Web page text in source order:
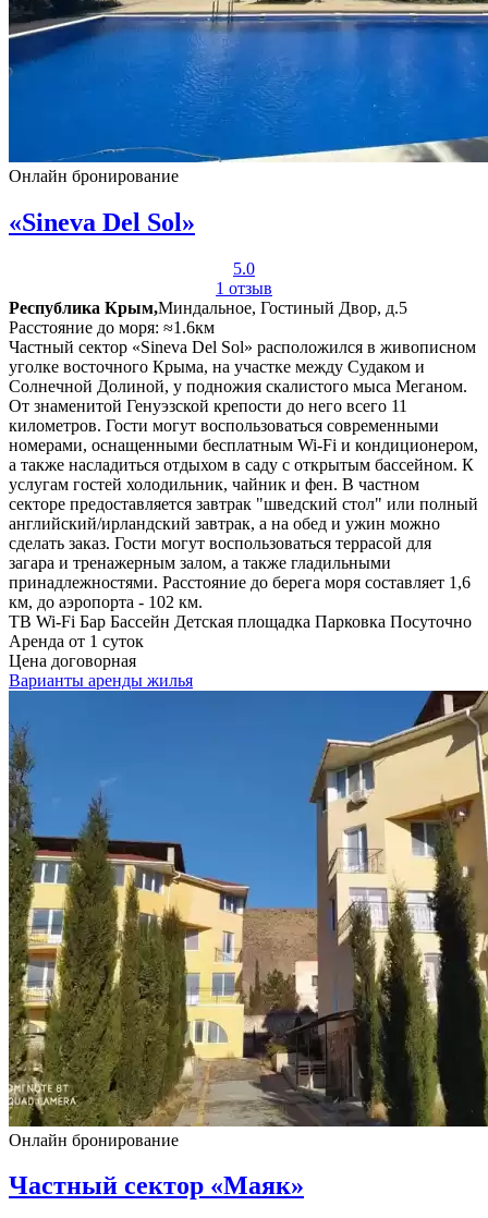
Онлайн бронирование
«Sineva Del Sol»
5.0
1 отзыв
Республика Крым,Миндальное, Гостиный Двор, д.5
Расстояние до моря: ≈1.6км
Частный сектор «Sineva Del Sol» расположился в живописном
уголке восточного Крыма, на участке между Судаком и
Солнечной Долиной, у подножия скалистого мыса Меганом.
От знаменитой Генуэзской крепости до него всего 11
километров. Гости могут воспользоваться современными
номерами, оснащенными бесплатным Wi-Fi и кондиционером,
а также насладиться отдыхом в саду с открытым бассейном. К
услугам гостей холодильник, чайник и фен. В частном
секторе предоставляется завтрак "шведский стол" или полный
английский/ирландский завтрак, а на обед и ужин можно
сделать заказ. Гости могут воспользоваться террасой для
загара и тренажерным залом, а также гладильными
принадлежностями. Расстояние до берега моря составляет 1,6
км, до аэропорта - 102 км.
ТВ Wi-Fi Бар Бассейн Детская площадка Парковка Посуточно
Аренда от 1 суток
Цена договорная
Варианты аренды жилья
Онлайн бронирование
Частный сектор «Маяк»